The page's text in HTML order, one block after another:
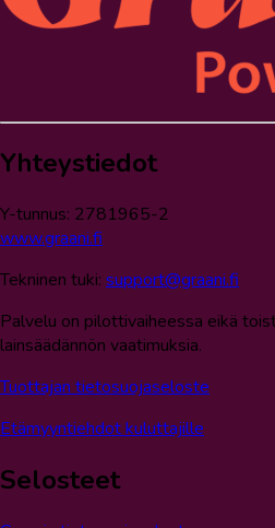
Yhteystiedot
Y-tunnus: 2781965-2
www.graani.fi
Tekninen tuki: support@graani.fi
Palvelu on pilottivaiheessa eikä
lainsäädännön vaatimuksia.
Tuottajan tietosuojaseloste
Etämyyntiehdot kuluttajille
Selosteet